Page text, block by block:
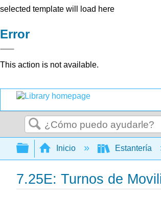
selected template will load here
Error
This action is not available.
Buscar
Expandir/contraer
Inicio Estantería
7.25E: Turnos de